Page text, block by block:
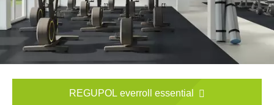
REGUPOL everroll essential